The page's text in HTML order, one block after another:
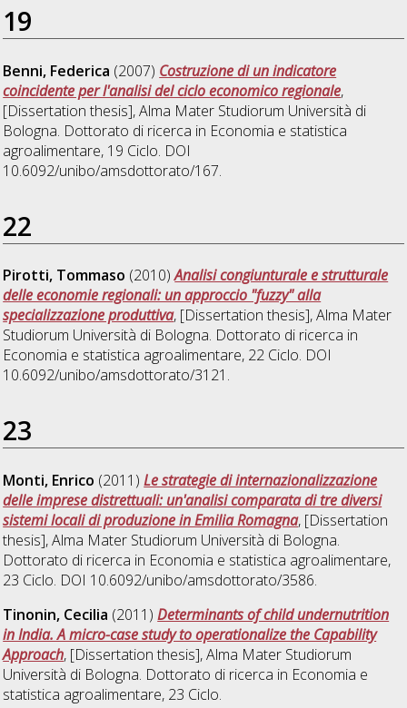
19
Benni, Federica (2007) Costruzione di un indicatore
coincidente per l'analisi del ciclo economico regionale,
[Dissertation thesis], Alma Mater Studiorum Università di
Bologna. Dottorato di ricerca in Economia e statistica
agroalimentare, 19 Ciclo. DOI
10.6092/unibo/amsdottorato/167.
22
Pirotti, Tommaso (2010)Analisi congiunturale e strutturale
delle economie regionali: un approccio "fuzzy" alla
specializzazione produttiva, [Dissertation thesis], Alma Mater
Studiorum Università di Bologna. Dottorato di ricerca in
Economia e statistica agroalimentare, 22 Ciclo. DOI
10.6092/unibo/amsdottorato/3121.
23
Monti, Enrico (2011)Le strategie di internazionalizzazione
delle imprese distrettuali: un'analisi comparata di tre diversi
sistemi locali di produzione in Emilia Romagna, [Dissertation
thesis], Alma Mater Studiorum Università di Bologna.
Dottorato di ricerca in Economia e statistica agroalimentare,
23 Ciclo. DOI 10.6092/unibo/amsdottorato/3586.
Tinonin, Cecilia (2011)Determinants of child undernutrition
in India. A micro-case study to operationalize the Capability
Approach, [Dissertation thesis], Alma Mater Studiorum
Università di Bologna. Dottorato di ricerca in Economia e
statistica agroalimentare, 23 Ciclo.